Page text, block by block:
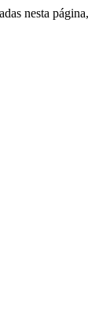
nesta